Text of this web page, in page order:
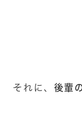
それに、 後輩